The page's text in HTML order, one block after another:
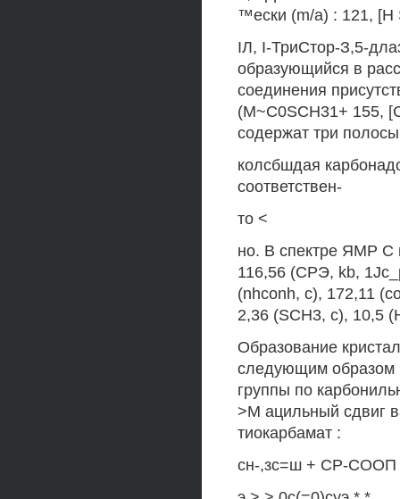
™ески (m/a) : 121, [H
IЛ, I-ТриСтор-З,5-
образующийся в
соединения
(M~C0SCH31+ 155,
содержат три
колсбшдая
соответствен-
то <
но. В спектре ЯМР С
116,56 (СРЭ, kb,
(nhconh, с), 172,11
2,36 (SCH3, с), 10,5
Образование
следующим образом
группы по
>М ацильный сдвиг
тиокарбамат :
сн-,зс=ш + СР-СООП